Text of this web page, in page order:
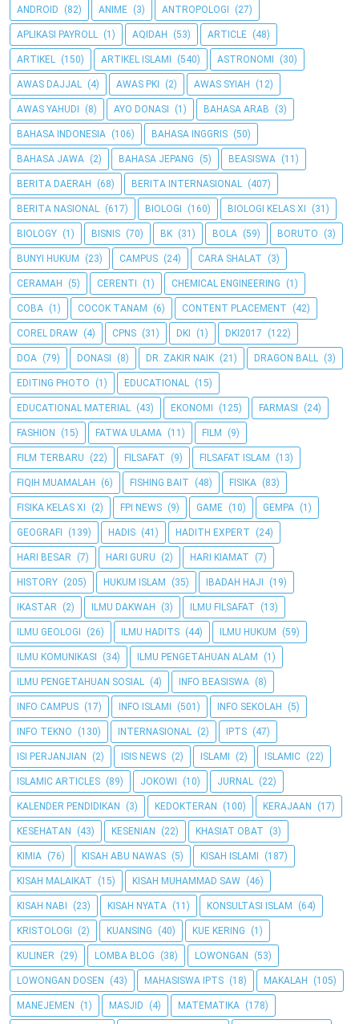
ANDROID (82) ANIME (3) ANTROPOLOGI (27)
APLIKASI PAYROLL (1) AQIDAH (53) ARTICLE (48)
ARTIKEL (150) ARTIKEL ISLAMI (540) ASTRONOMI (30)
AWAS DAJJAL (4) AWAS PKI (2) AWAS SYIAH (12)
AWAS YAHUDI (8) AYO DONASI (1) BAHASA ARAB (3)
BAHASA INDONESIA (106) BAHASA INGGRIS (50)
BAHASA JAWA (2) BAHASA JEPANG (5) BEASISWA (11)
BERITA DAERAH (68) BERITA INTERNASIONAL (407)
BERITA NASIONAL (617) BIOLOGI (160) BIOLOGI KELAS XI (31)
BIOLOGY (1) BISNIS (70) BK (31) BOLA (59) BORUTO (3)
BUNYI HUKUM (23) CAMPUS (24) CARA SHALAT (3)
CERAMAH (5) CERENTI (1) CHEMICAL ENGINEERING (1)
COBA (1) COCOK TANAM (6) CONTENT PLACEMENT (42)
COREL DRAW (4) CPNS (31) DKI (1) DKI2017 (122)
DOA (79) DONASI (8) DR. ZAKIR NAIK (21) DRAGON BALL (3)
EDITING PHOTO (1) EDUCATIONAL (15)
EDUCATIONAL MATERIAL (43) EKONOMI (125) FARMASI (24)
FASHION (15) FATWA ULAMA (11) FILM (9)
FILM TERBARU (22) FILSAFAT (9) FILSAFAT ISLAM (13)
FIQIH MUAMALAH (6) FISHING BAIT (48) FISIKA (83)
FISIKA KELAS XI (2) FPI NEWS (9) GAME (10) GEMPA (1)
GEOGRAFI (139) HADIS (41) HADITH EXPERT (24)
HARI BESAR (7) HARI GURU (2) HARI KIAMAT (7)
HISTORY (205) HUKUM ISLAM (35) IBADAH HAJI (19)
IKASTAR (2) ILMU DAKWAH (3) ILMU FILSAFAT (13)
ILMU GEOLOGI (26) ILMU HADITS (44) ILMU HUKUM (59)
ILMU KOMUNIKASI (34) ILMU PENGETAHUAN ALAM (1)
ILMU PENGETAHUAN SOSIAL (4) INFO BEASISWA (8)
INFO CAMPUS (17) INFO ISLAMI (501) INFO SEKOLAH (5)
INFO TEKNO (130) INTERNASIONAL (2) IPTS (47)
ISI PERJANJIAN (2) ISIS NEWS (2) ISLAMI (2) ISLAMIC (22)
ISLAMIC ARTICLES (89) JOKOWI (10) JURNAL (22)
KALENDER PENDIDIKAN (3) KEDOKTERAN (100) KERAJAAN (17)
KESEHATAN (43) KESENIAN (22) KHASIAT OBAT (3)
KIMIA (76) KISAH ABU NAWAS (5) KISAH ISLAMI (187)
KISAH MALAIKAT (15) KISAH MUHAMMAD SAW (46)
KISAH NABI (23) KISAH NYATA (11) KONSULTASI ISLAM (64)
KRISTOLOGI (2) KUANSING (40) KUE KERING (1)
KULINER (29) LOMBA BLOG (38) LOWONGAN (53)
LOWONGAN DOSEN (43) MAHASISWA IPTS (18) MAKALAH (105)
MANEJEMEN (1) MASJID (4) MATEMATIKA (178)